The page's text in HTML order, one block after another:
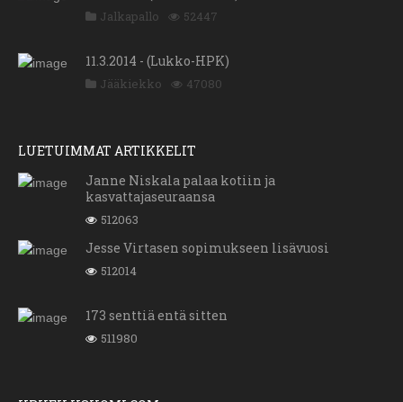
Jalkapallo 52447
11.3.2014 - (Lukko-HPK)
Jääkiekko 47080
LUETUIMMAT ARTIKKELIT
Janne Niskala palaa kotiin ja
kasvattajaseuraansa
512063
Jesse Virtasen sopimukseen lisävuosi
512014
173 senttiä entä sitten
511980